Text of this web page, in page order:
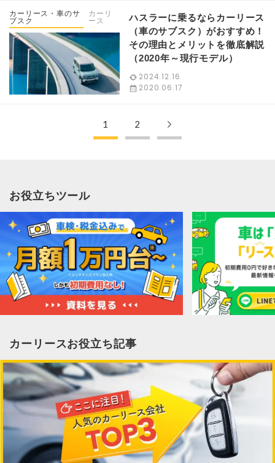
カーリース・車のサ
ブスク
カーリ
ース
ハスラーに乗るならカーリース
（車のサブスク）がおすすめ！
その理由とメリットを徹底解説
（2020年～現行モデル）
2024.12.16
2020.06.17
1 2
お役立ちツール
カーリースお役立ち記事